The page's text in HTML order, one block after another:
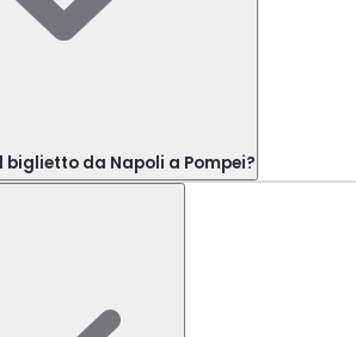
da Napoli a Pompei?